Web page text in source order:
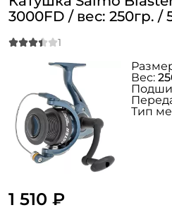
3000FD / вес: 250гр. / 5,2 / подшипники:
1 510 ₽
Вес:
Тип